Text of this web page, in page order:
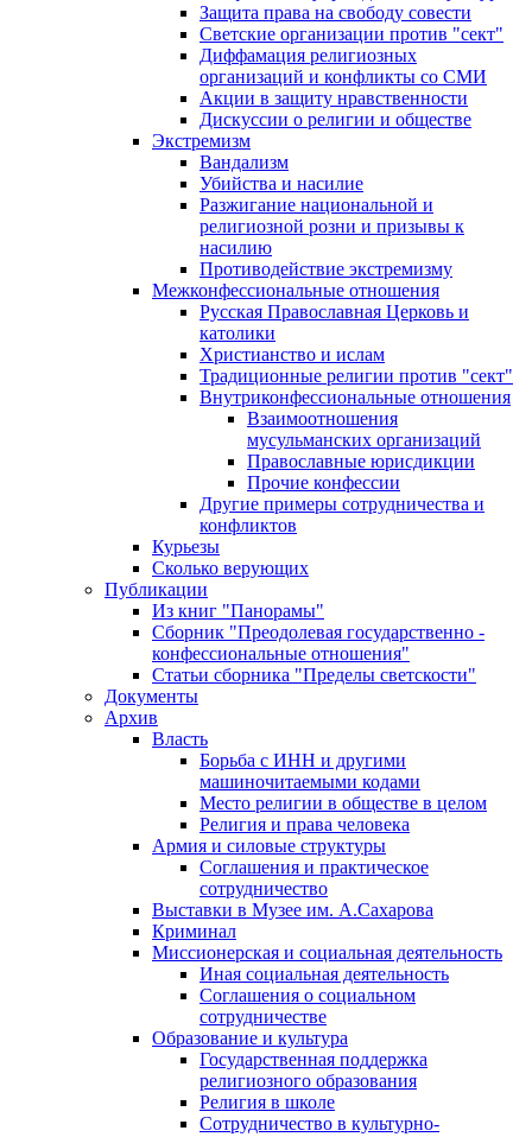
Защита права на свободу совести
Светские организации против "сект"
Диффамация религиозных
организаций и конфликты со СМИ
Акции в защиту нравственности
Дискуссии о религии и обществе
Экстремизм
Вандализм
Убийства и насилие
Разжигание национальной и
религиозной розни и призывы к
насилию
Противодействие экстремизму
Межконфессиональные отношения
Русская Православная Церковь и
католики
Христианство и ислам
Традиционные религии против "сект"
Внутриконфессиональные отношения
Взаимоотношения
мусульманских организаций
Православные юрисдикции
Прочие конфессии
Другие примеры сотрудничества и
конфликтов
Курьезы
Сколько верующих
Публикации
Из книг "Панорамы"
Сборник "Преодолевая государственно -
конфессиональные отношения"
Статьи сборника "Пределы светскости"
Документы
Архив
Власть
Борьба с ИНН и другими
машиночитаемыми кодами
Место религии в обществе в целом
Религия и права человека
Армия и силовые структуры
Соглашения и практическое
сотрудничество
Выставки в Музее им. А.Сахарова
Криминал
Миссионерская и социальная деятельность
Иная социальная деятельность
Соглашения о социальном
сотрудничестве
Образование и культура
Государственная поддержка
религиозного образования
Религия в школе
Сотрудничество в культурно-